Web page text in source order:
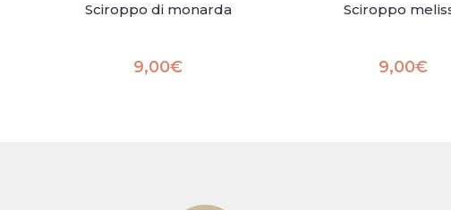
Sciroppo di monarda
9,00€
Sciroppo
9,00€